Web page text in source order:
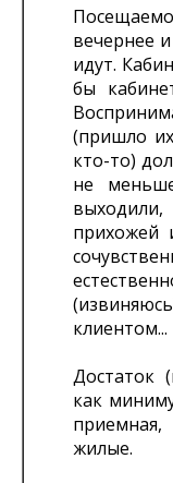
вечернее
идут.
бы
(пришло
кто-то)
не
прихожей
клиентом...
Достаток
как
жилые.